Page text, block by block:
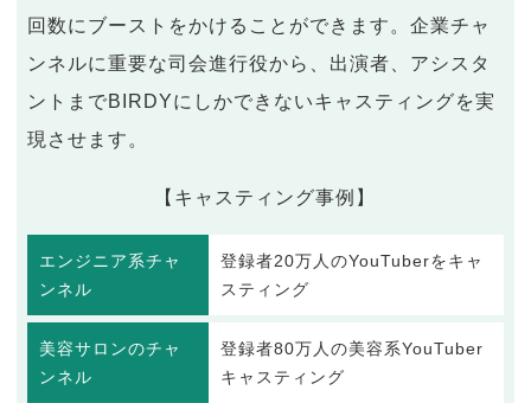
回数にブーストをかけることができます。企業チャ
ンネルに重要な司会進行役から、出演者、アシスタ
ントまでBIRDYにしかできないキャスティングを実
現させます。
【キャスティング事例】
エンジニア系チャ
ンネル
登録者20万人のYouTuberをキャ
スティング
美容サロンのチャ
ンネル
登録者80万人の美容系YouTuber
キャスティング